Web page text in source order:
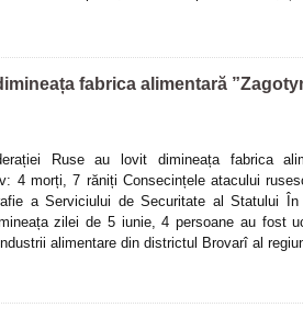
fabrica alimentară
Ruse au lovit dimineața fabrica
4 morți, 7 răniți Consecințele atacului
a Serviciului de Securitate al Statului
zilei de 5 iunie, 4 persoane au fost
alimentare din districtul Brovarî al